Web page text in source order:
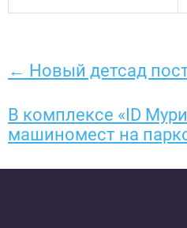
← Новый детсад
В комплексе «ID
машиномест на